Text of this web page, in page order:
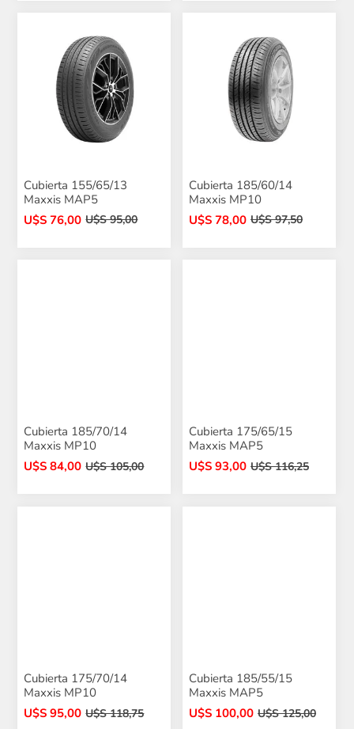
Cubierta 155/65/13
Maxxis MAP5
U$S 76,00 U$S 95,00
Cubierta 185/60/14
Maxxis MP10
U$S 78,00 U$S 97,50
Cubierta 185/70/14
Maxxis MP10
U$S 84,00 U$S 105,00
Cubierta 175/65/15
Maxxis MAP5
U$S 93,00 U$S 116,25
Cubierta 175/70/14
Maxxis MP10
U$S 95,00 U$S 118,75
Cubierta 185/55/15
Maxxis MAP5
U$S 100,00 U$S 125,00